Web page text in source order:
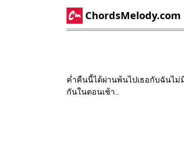
ChordsMelody.com
ค่ำคืนนี้ได้ผ่านพ้นไปเธอกับฉันไม่
กันในตอนเช้า...